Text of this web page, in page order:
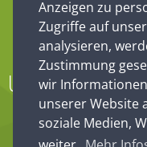
Anzeigen zu
Zugriffe auf
analysieren,
Zustimmung
wir
unserer Website
soziale Medien,
Unsere Partner